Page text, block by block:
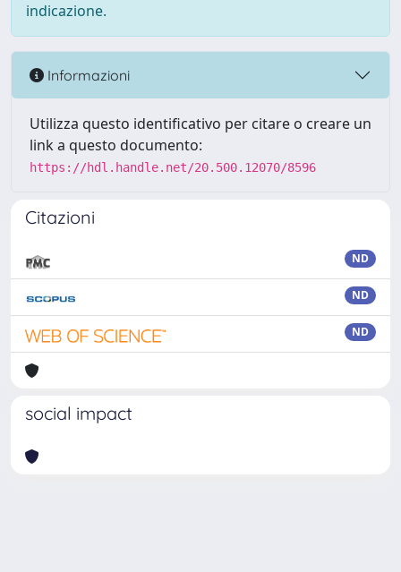
indicazione.
Informazioni
Utilizza questo identificativo per citare o creare un
link a questo documento:
https://hdl.handle.net/20.500.12070/8596
Citazioni
ND
ND
ND
social impact